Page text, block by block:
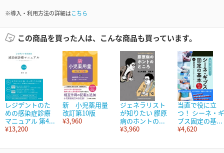
※導入・利用方法の詳細はこちら
この商品を買った人は、こんな商品も買っています。
レジデントのた
めの感染症診療
マニュアル 第4...
¥13,200
新 小児薬用量
改訂第10版
¥3,960
ジェネラリスト
が知りたい 膠原
病のホントの...
¥3,960
当直で役に立
つ！ シーネ・ギ
プス固定の基...
¥4,620